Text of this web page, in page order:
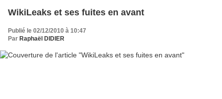
WikiLeaks et ses fuites en avant
Publié le 02/12/2010 à 10:47
Par Raphaël DIDIER